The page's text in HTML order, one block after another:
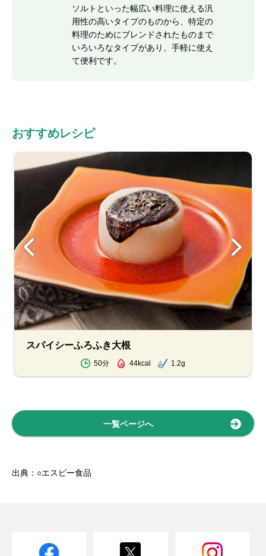
ソルトといった幅広い料理に使える汎
用性の高いタイプのものから、特定の
料理のためにブレンドされたものまで
いろいろなタイプがあり、手軽に使え
て便利です。
おすすめレシピ
スパイシーふろふき大根
50分 44kcal 1.2g
一覧ページへ
出典：○エスビー食品